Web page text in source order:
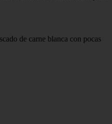
de carne blanca con pocas